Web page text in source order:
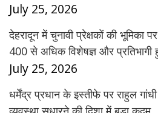
July 25, 2026
देहरादून में चुनावी प्रेक्षकों की भूमिका
400 से अधिक विशेषज्ञ और प्रतिभागी
July 25, 2026
धर्मेंद्र प्रधान के इस्तीफे पर राहुल गांधी